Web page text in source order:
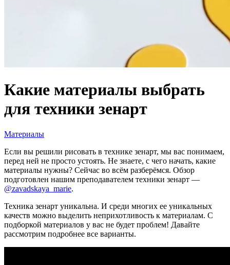
Какие материалы выбрать
для техники зенарт
Материалы
Если вы решили рисовать в технике зенарт, мы вас понимаем,
перед ней не просто устоять. Не знаете, с чего начать, какие
материалы нужны? Сейчас во всём разберёмся. Обзор
подготовлен нашим преподавателем техники зенарт —
@zavadskaya_marie.
Техника зенарт уникальна. И среди многих ее уникальных
качеств можно выделить неприхотливость к материалам. С
подборкой материалов у вас не будет проблем! Давайте
рассмотрим подробнее все варианты.